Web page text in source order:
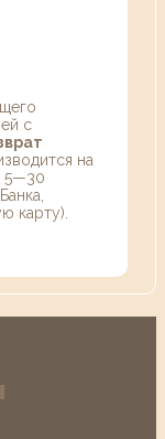
с
на
5—30
карту).